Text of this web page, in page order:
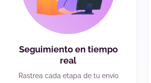
Seguimiento en tiempo
real
Rastrea cada etapa de tu envío